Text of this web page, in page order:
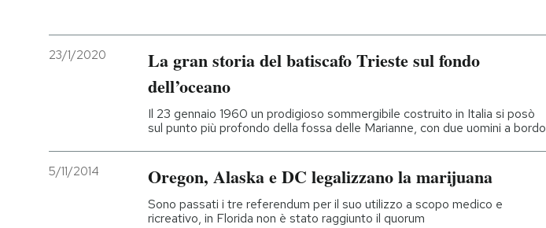
23/1/2020
La gran storia del batiscafo Trieste sul fondo
dell’oceano
Il 23 gennaio 1960 un prodigioso sommergibile costruito in Italia si posò
sul punto più profondo della fossa delle Marianne, con due uomini a bordo
5/11/2014 Oregon, Alaska e DC legalizzano la marijuana
Sono passati i tre referendum per il suo utilizzo a scopo medico e
ricreativo, in Florida non è stato raggiunto il quorum